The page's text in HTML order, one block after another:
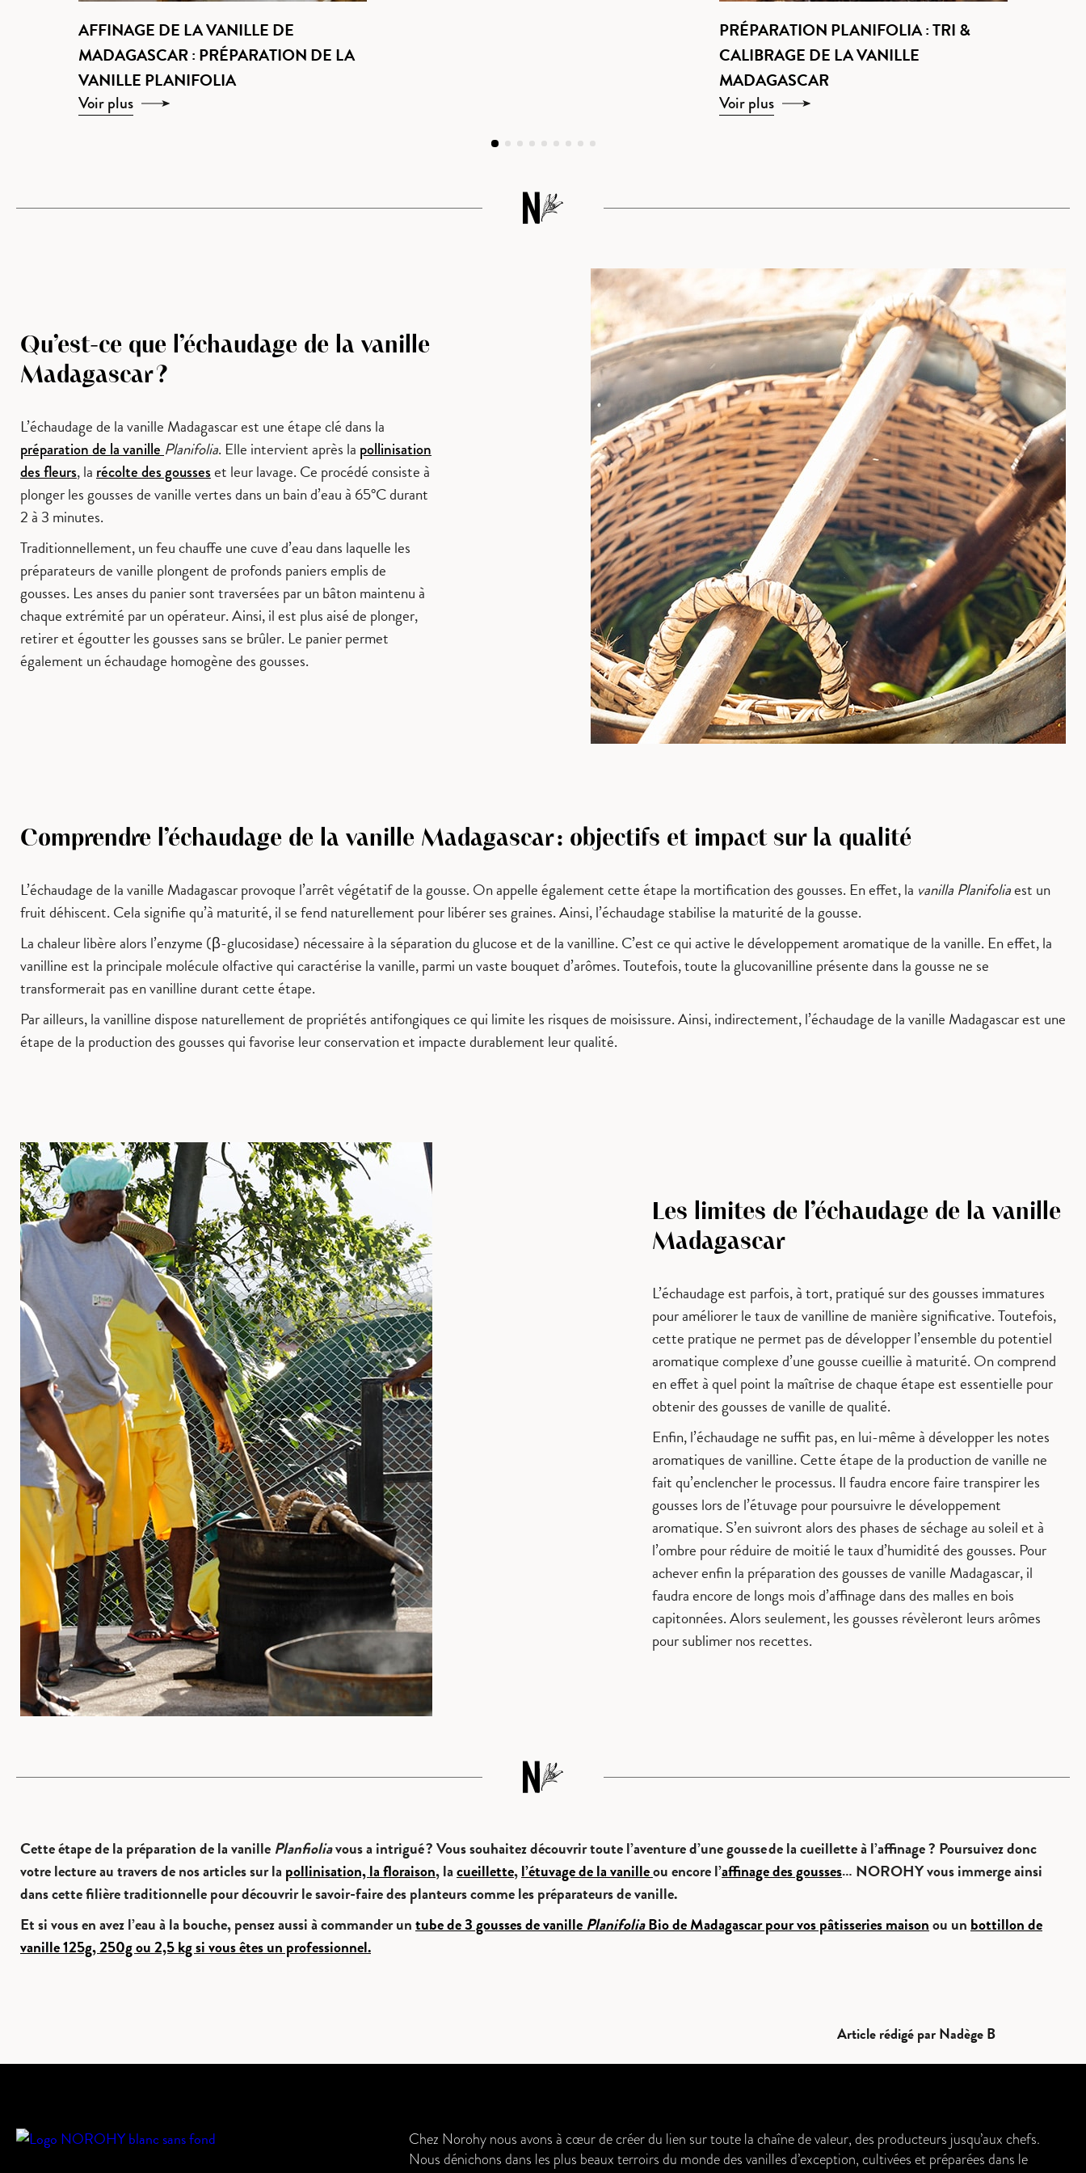
AFFINAGE DE LA VANILLE DE
MADAGASCAR : PRÉPARATION DE LA
VANILLE PLANIFOLIA
Voir plus
PRÉPARATION PLANIFOLIA : TRI &
CALIBRAGE DE LA VANILLE
MADAGASCAR
Voir plus
Qu’est-ce que l’échaudage de la vanille
Madagascar ?
L’échaudage de la vanille Madagascar est une étape clé dans la
préparation de la vanillePlanifolia. Elle intervient après la pollinisation
des fleurs, larécolte des gousseset leur lavage. Ce procédé consiste à
plonger les gousses de vanille vertes dans un bain d’eau à 65°C durant
2 à 3 minutes.
Traditionnellement, un feu chauffe une cuve d’eau dans laquelle les
préparateurs de vanille plongent de profonds paniers emplis de
gousses. Les anses du panier sont traversées par un bâton maintenu à
chaque extrémité par un opérateur. Ainsi, il est plus aisé de plonger,
retirer et égoutter les gousses sans se brûler. Le panier permet
également un échaudage homogène des gousses.
Comprendre l’échaudage de la vanille Madagascar : objectifs et impact sur la qualité
L’échaudage de la vanille Madagascar provoque l’arrêt végétatif de la gousse. On appelle également cette étape la mortification des gousses. En effet, la vanilla Planifoliaest un
fruit déhiscent. Cela signifie qu’à maturité, il se fend naturellement pour libérer ses graines. Ainsi, l’échaudage stabilise la maturité de la gousse.
La chaleur libère alors l’enzyme (β-glucosidase) nécessaire à la séparation du glucose et de la vanilline. C’est ce qui active le développement aromatique de la vanille. En effet, la
vanilline est la principale molécule olfactive qui caractérise la vanille, parmi un vaste bouquet d’arômes. Toutefois, toute la glucovanilline présente dans la gousse ne se
transformerait pas en vanilline durant cette étape.
Par ailleurs, la vanilline dispose naturellement de propriétés antifongiques ce qui limite les risques de moisissure. Ainsi, indirectement, l’échaudage de la vanille Madagascar est une
étape de la production des gousses qui favorise leur conservation et impacte durablement leur qualité.
Les limites de l’échaudage de la vanille
Madagascar
L’échaudage est parfois, à tort, pratiqué sur des gousses immatures
pour améliorer le taux de vanilline de manière significative. Toutefois,
cette pratique ne permet pas de développer l’ensemble du potentiel
aromatique complexe d’une gousse cueillie à maturité. On comprend
en effet à quel point la maîtrise de chaque étape est essentielle pour
obtenir des gousses de vanille de qualité.
Enfin, l’échaudage ne suffit pas, en lui-même à développer les notes
aromatiques de vanilline. Cette étape de la production de vanille ne
fait qu’enclencher le processus. Il faudra encore faire transpirer les
gousses lors de l’étuvage pour poursuivre le développement
aromatique. S’en suivront alors des phases de séchage au soleil et à
l’ombre pour réduire de moitié le taux d’humidité des gousses. Pour
achever enfin la préparation des gousses de vanille Madagascar, il
faudra encore de longs mois d’affinage dans des malles en bois
capitonnées. Alors seulement, les gousses révèleront leurs arômes
pour sublimer nos recettes.
Cette étape de la préparation de la vanillePlanfioliavous a intrigué ? Vous souhaitez découvrir toute l’aventure d’une gousse de la cueillette à l’affinage ? Poursuivez donc
votre lecture au travers de nos articles sur la pollinisation, la floraison, lacueillette,l’étuvage de la vanilleou encore l’affinage des gousses… NOROHY vous immerge ainsi
dans cette filière traditionnelle pour découvrir le savoir-faire des planteurs comme les préparateurs de vanille.
Et si vous en avez l’eau à la bouche, pensez aussi à commander untube de 3 gousses de vanillePlanifoliaBio de Madagascar pour vos pâtisseries maisonou unbottillon de
vanille 125g, 250g ou 2,5 kg si vous êtes un professionnel.
Article rédigé par Nadège B
Chez Norohy nous avons à cœur de créer du lien sur toute la chaîne de valeur, des producteurs jusqu’aux chefs.
Nous dénichons dans les plus beaux terroirs du monde des vanilles d’exception, cultivées et préparées dans le